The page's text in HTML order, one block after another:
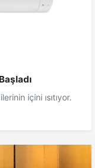
içini ısıtıyor.